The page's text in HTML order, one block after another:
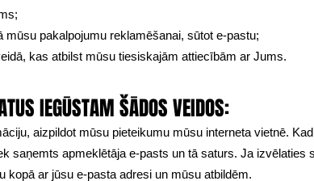
pakalpojumu reklamēšanai, sūtot e-pastu;
kas atbilst mūsu tiesiskajām attiecībām ar Jums.
IEGŪSTAM ŠĀDOS VEIDOS:
aizpildot mūsu pieteikumu mūsu interneta vietnē.
saņemts apmeklētāja e-pasts un tā saturs. Ja
kopā ar jūsu e-pasta adresi un mūsu atbildēm.